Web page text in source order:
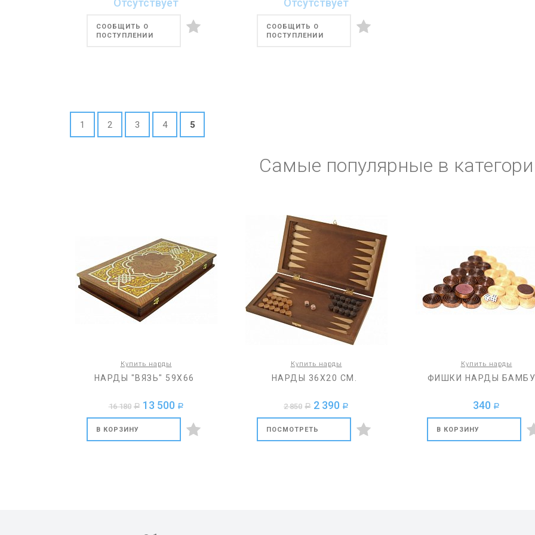
Отсутствует
СООБЩИТЬ О
ПОСТУПЛЕНИИ
Отсутствует
СООБЩИТЬ О
ПОСТУПЛЕНИИ
1 2 3 4 5
Самые популярные в
Купить нарды
НАРДЫ "ВЯЗЬ" 59Х66
16 180 a 13 500 a
В КОРЗИНУ
Купить нарды
НАРДЫ 36Х20 СМ.
2 850 a 2 390 a
ПОСМОТРЕТЬ
Купить нарды
ФИШКИ НАРДЫ
340 a
В КОРЗИНУ